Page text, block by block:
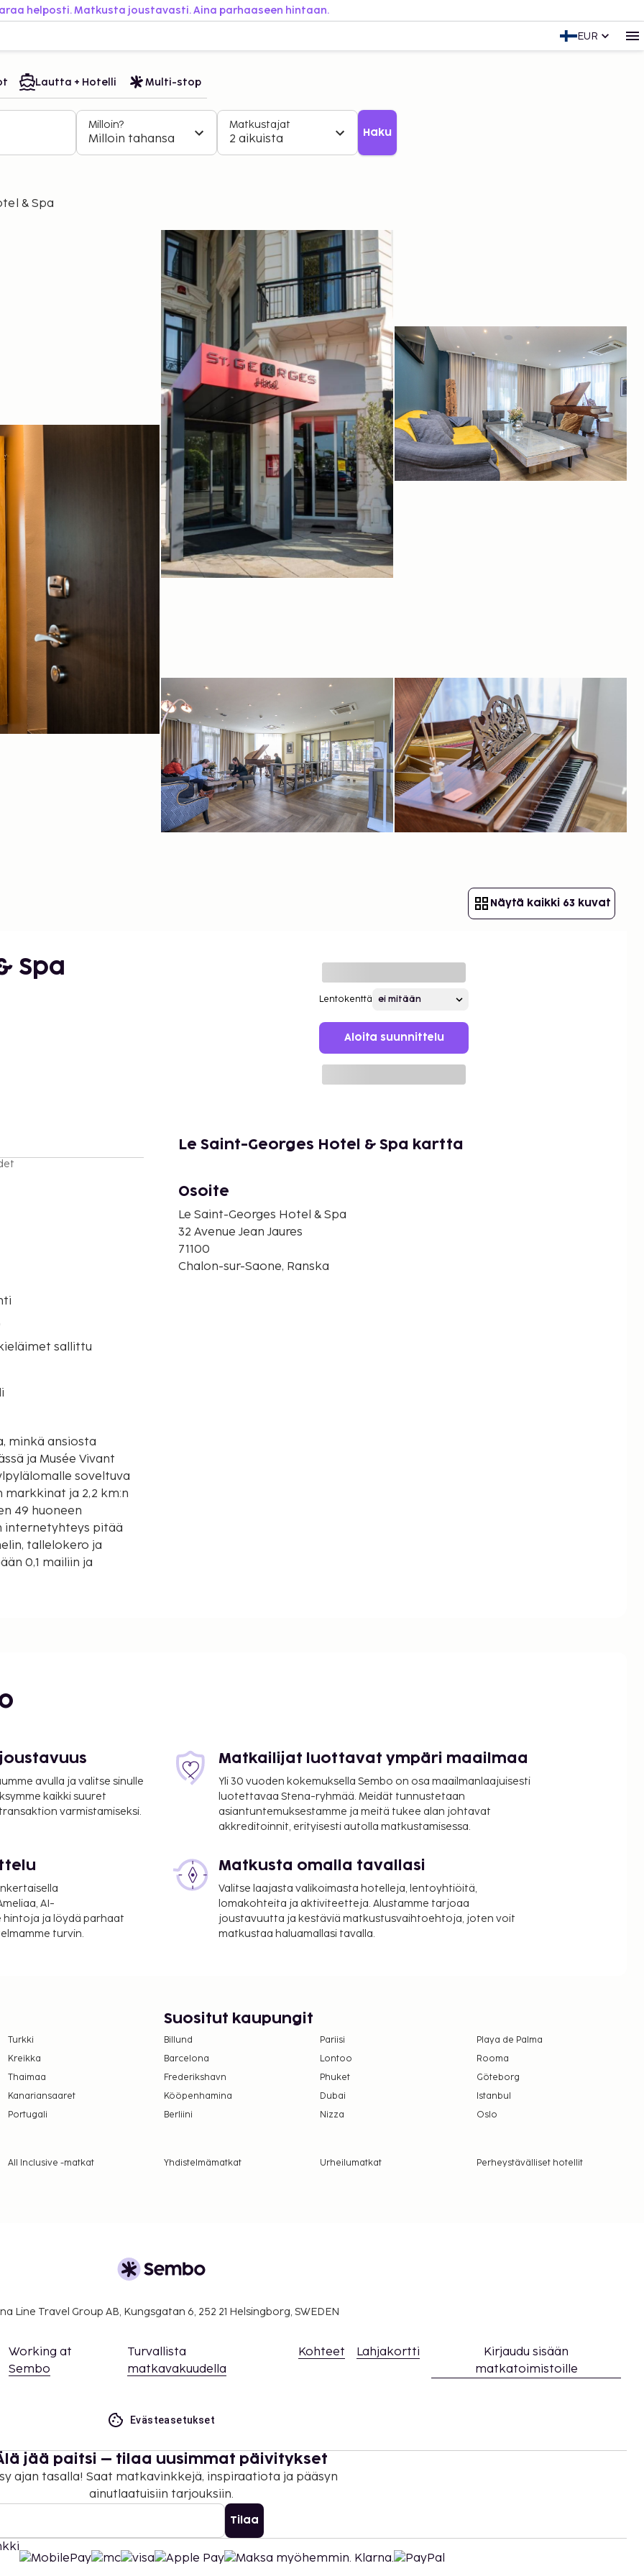
helposti. Matkusta joustavasti. Aina parhaaseen hintaan.
EUR
Lautta + Hotelli Multi-stop
Milloin?
Milloin tahansa
Matkustajat
2 aikuista Haku
& Spa
Näytä kaikki 63 kuvat
Spa
Lentokenttä
Aloita suunnittelu
sallittu
minkä ansiosta
ja Musée Vivant
markkinat ja 2,2 km:n
49 huoneen
internetyhteys pitää
tallelokero ja
0,1 mailiin ja
center,
auki oleva
Käytössäsi on
Jos saavut autolla,
televisio
paikka lounaan ja
(rajoitettuina
Maksullinen
Ranskan turismin
maksut.
maksut.
7 EUR lapsille
eivät
Saat lisätietoja
Le Saint-Georges Hotel & Spa kartta
Osoite
Le Saint-Georges Hotel & Spa
32 Avenue Jean Jaures
71100
Chalon-sur-Saone, Ranska
avulla ja valitse sinulle
kaikki suuret
varmistamiseksi.
Matkailijat luottavat ympäri maailmaa
Yli 30 vuoden kokemuksella Sembo on osa maailmanlaajuisesti
luotettavaa Stena-ryhmää. Meidät tunnustetaan
asiantuntemuksestamme ja meitä tukee alan johtavat
akkreditoinnit, erityisesti autolla matkustamisessa.
AI-
ja löydä parhaat
turvin.
Matkusta omalla tavallasi
Valitse laajasta valikoimasta hotelleja, lentoyhtiöitä,
lomakohteita ja aktiviteetteja. Alustamme tarjoaa
joustavuutta ja kestäviä matkustusvaihtoehtoja, joten voit
matkustaa haluamallasi tavalla.
Turkki
Kreikka
Thaimaa
Kanariansaaret
Portugali
Suositut kaupungit
Billund Pariisi
Playa de Palma
Barcelona
Lontoo
Rooma
Frederikshavn
Phuket
Göteborg
Kööpenhamina
Dubai
Istanbul
Berliini
Nizza Oslo
All Inclusive -matkat Yhdistelmämatkat Urheilumatkat
Perheystävälliset hotellit
Line Travel Group AB, Kungsgatan 6, 252 21 Helsingborg, SWEDEN
Working at
Sembo
Turvallista
matkavakuudella
Kohteet Lahjakortti
Kirjaudu sisään
matkatoimistoille
Evästeasetukset
jää paitsi – tilaa uusimmat päivitykset
ajan tasalla! Saat matkavinkkejä, inspiraatiota ja pääsyn
ainutlaatuisiin tarjouksiin.
Tilaa